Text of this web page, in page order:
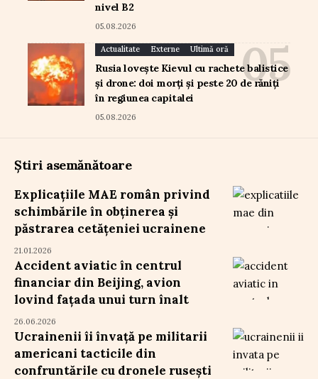
nivel B2
05.08.2026
Actualitate Externe Ultimă oră
Rusia lovește Kievul cu rachete balistice
și drone: doi morți și peste 20 de răniți
în regiunea capitalei
05.08.2026
Știri asemănătoare
Explicațiile MAE român privind
schimbările în obținerea și
păstrarea cetățeniei ucrainene
21.01.2026
Accident aviatic în centrul
financiar din Beijing, avion
lovind fațada unui turn înalt
26.06.2026
Ucrainenii îi învață pe militarii
americani tacticile din
confruntările cu dronele rusești